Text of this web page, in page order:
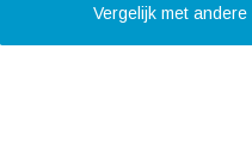
Vergelijk met